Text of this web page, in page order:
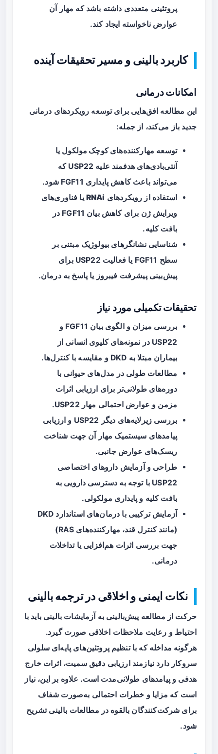
پروتئینی متعددی داشته باشد که مهار آن
عوارض ناخواسته ایجاد کند.
کاربرد بالینی و مسیر تحقیقات آینده
امکانات درمانی
این مطالعه افق‌هایی برای توسعه رویکردهای درمانی
جدید باز می‌کند، از جمله:
توسعه مهارکننده‌های کوچک مولکول یا
آنتی‌بادی‌های هدفمند علیه USP22 که
می‌تواند باعث کاهش پایداری FGF11 شود.
استفاده از رویکردهای RNAi یا فناوری‌های
ویرایش ژن برای کاهش بیان FGF11 در
بافت کلیه.
شناسایی نشانگرهای بیولوژیک مبتنی بر
سطح FGF11 یا فعالیت USP22 برای
پیش‌بینی پیشرفت فیبروز یا پاسخ به درمان.
تحقیقات تکمیلی مورد نیاز
بررسی میزان و الگوی بیان FGF11 و
USP22 در نمونه‌های کلیوی انسانی از
بیماران مبتلا به DKD و مقایسه با کنترل‌ها.
مطالعات طولی در مدل‌های حیوانی با
دوره‌های طولانی‌تر برای ارزیابی اثرات
مزمن و عوارض احتمالی مهار USP22.
بررسی زیرلایه‌های دیگر USP22 و ارزیابی
پیامدهای سیستمیک مهار آن جهت شناخت
ریسک‌های عوارض جانبی.
طراحی و آزمایش داروهای اختصاصی
USP22 با توجه به دسترسی دارویی به
بافت کلیه و پایداری مولکولی.
آزمایش ترکیبی با درمان‌های استاندارد DKD
(مانند کنترل قند، مهارکننده‌های RAS)
جهت بررسی اثرات هم‌افزایی یا تداخلات
درمانی.
نکات ایمنی و اخلاقی در ترجمه بالینی
حرکت از مطالعه پیش‌بالینی به آزمایشات بالینی باید با
احتیاط و رعایت ملاحظات اخلاقی صورت گیرد.
هرگونه مداخله که با تنظیم پروتئین‌های پایه‌ای سلولی
سروکار دارد نیازمند ارزیابی دقیق سمیت، اثرات خارج
هدفی و پیامدهای طولانی‌مدت است. علاوه بر این، نیاز
است که مزایا و خطرات احتمالی به‌صورت شفاف
برای شرکت‌کنندگان بالقوه در مطالعات بالینی تشریح
شود.